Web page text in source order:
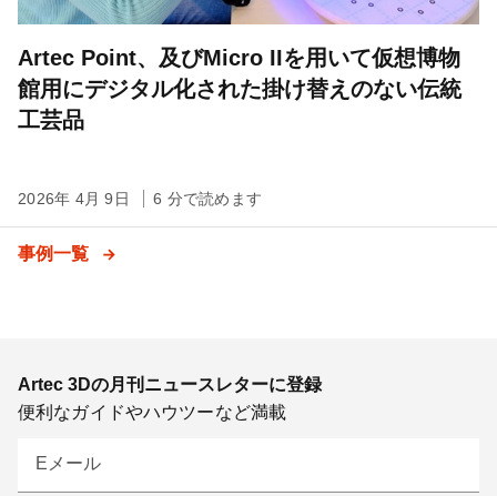
Artec Point、及びMicro IIを用いて仮想博物
館用にデジタル化された掛け替えのない伝統
工芸品
2026年 4月 9日 6 分で読めます
事例一覧
Artec 3Dの月刊ニュースレターに登録
便利なガイドやハウツーなど満載
Eメール